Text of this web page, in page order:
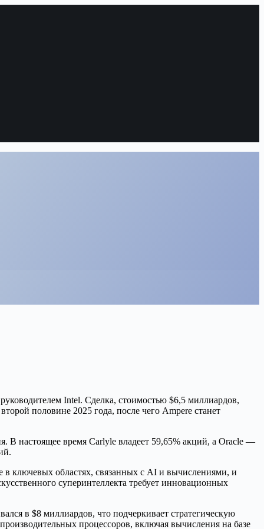
Intel. Сделка, стоимостью $6,5 миллиардов,
половине 2025 года, после чего Ampere станет
В настоящее время Carlyle владеет 59,65% акций, а Oracle —
ключевых областях, связанных с AI и вычислениями, и
суперинтеллекта требует инновационных
в $8 миллиардов, что подчеркивает стратегическую
процессоров, включая вычисления на базе